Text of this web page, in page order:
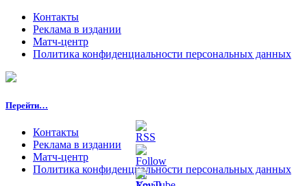
Контакты
Реклама в издании
Матч-центр
Политика конфиденциальности персональных данных
Перейти…
Контакты
Реклама в издании
Матч-центр
Политика конфиденциальности персональных данных